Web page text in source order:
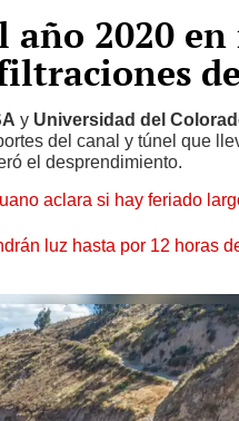
año 2020
y Universidad del
del canal y túnel que
el desprendimiento.
aclara si hay feriado
luz hasta por 12 horas